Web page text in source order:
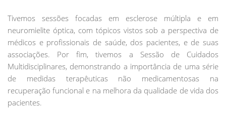
Tivemos sessões focadas em esclerose múltipla e em
neuromielite óptica, com tópicos vistos sob a perspectiva de
médicos e profissionais de saúde, dos pacientes, e de suas
associações. Por fim, tivemos a Sessão de Cuidados
Multidisciplinares, demonstrando a importância de uma série
de medidas terapêuticas não medicamentosas na
recuperação funcional e na melhora da qualidade de vida dos
pacientes.